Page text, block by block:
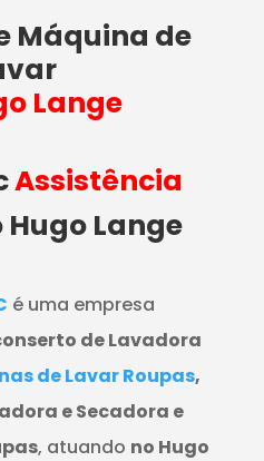
Máquina de
Lange
Assistência
Lange
é uma empresa
de Lavadora
de Lavar Roupas,
e Secadora e
, atuando no Hugo